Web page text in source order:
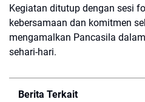
Kegiatan ditutup dengan sesi
kebersamaan dan komitmen
mengamalkan Pancasila
sehari-hari.
Berita Terkait